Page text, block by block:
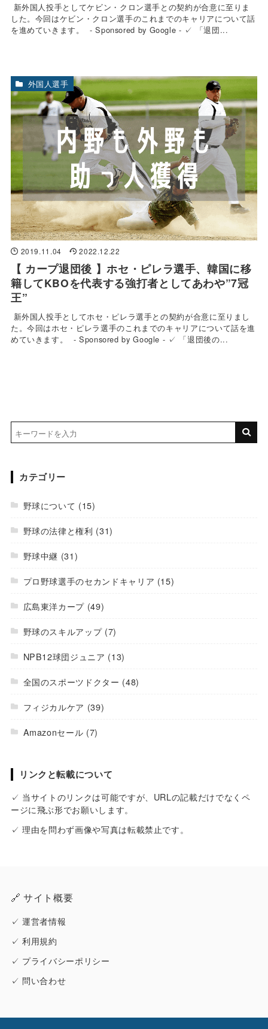
新外国人投手としてケビン・クロン選手との契約が合意に至りま
した。今回はケビン・クロン選手のこれまでのキャリアについて話
を進めていきます。 - Sponsored by Google - ✓ 「退団...
2019.11.04 2022.12.22
【 カープ退団後 】ホセ・ピレラ選手、韓国に移
籍してKBOを代表する強打者としてあわや”7冠
王”
新外国人投手としてホセ・ピレラ選手との契約が合意に至りまし
た。今回はホセ・ピレラ選手のこれまでのキャリアについて話を進
めていきます。 - Sponsored by Google - ✓ 「退団後の...
外国人選手
カテゴリー
野球について (15)
野球の法律と権利 (31)
野球中継 (31)
プロ野球選手のセカンドキャリア (15)
広島東洋カープ (49)
野球のスキルアップ(7)
NPB12球団ジュニア (13)
全国のスポーツドクター (48)
フィジカルケア (39)
Amazonセール (7)
リンクと転載について
✓ 当サイトのリンクは可能ですが、URLの記載だけでなくペ
ージに飛ぶ形でお願いします。
✓ 理由を問わず画像や写真は転載禁止です。
🔗 サイト概要
✓運営者情報
✓利用規約
✓ プライバシーポリシー
✓ 問い合わせ